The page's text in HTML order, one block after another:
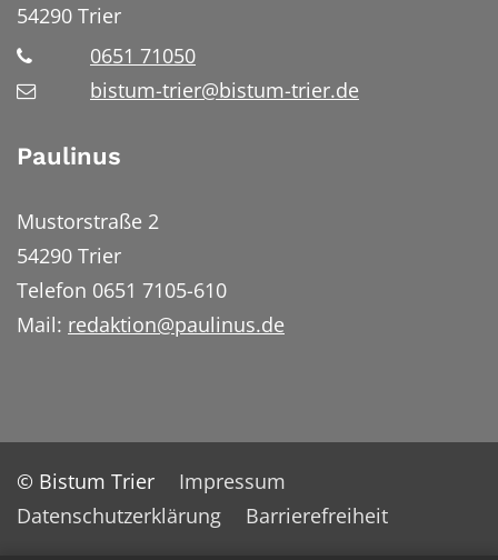
54290 Trier
0651 71050
bistum-trier@bistum-trier.de
Paulinus
Mustorstraße 2
54290 Trier
Telefon 0651 7105-610
Mail: redaktion@paulinus.de
© Bistum Trier
Impressum
Datenschutzerklärung
Barrierefreiheit